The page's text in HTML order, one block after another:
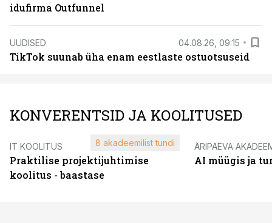
idufirma Outfunnel
UUDISED 04.08.26, 09:15
TikTok suunab üha enam eestlaste ostuotsuseid
KONVERENTSID JA KOOLITUSED
IT KOOLITUS
Praktilise projektijuhtimise
koolitus - baastase
8 akadeemilist tundi ÄRIPÄEVA
AI müügis ja